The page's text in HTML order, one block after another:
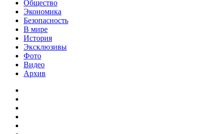
Общество
Экономика
Безопасность
В мире
История
Эксклюзивы
Фото
Видео
Архив